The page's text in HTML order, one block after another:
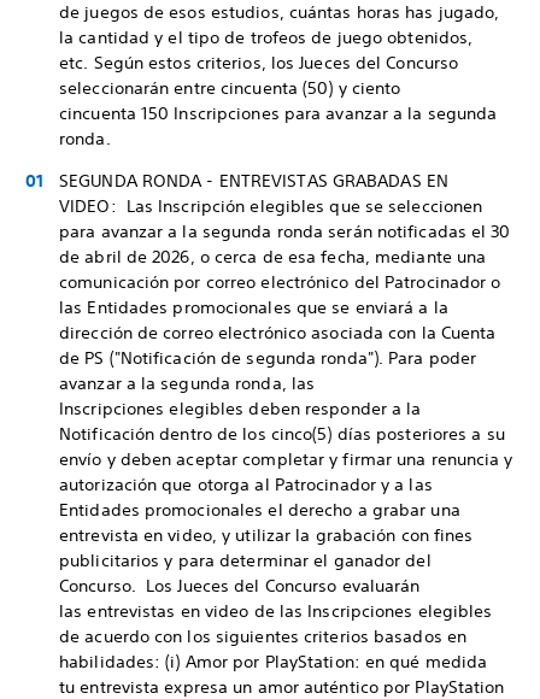
de juegos de esos estudios, cuántas horas has jugado,
la cantidad y el tipo de trofeos de juego obtenidos,
etc. Según estos criterios, los Jueces del Concurso
seleccionarán entre cincuenta (50) y ciento
cincuenta 150 Inscripciones para avanzar a la segunda
ronda.
SEGUNDA RONDA - ENTREVISTAS GRABADAS EN
VIDEO: Las Inscripción elegibles que se seleccionen
para avanzar a la segunda ronda serán notificadas el 30
de abril de 2026, o cerca de esa fecha, mediante una
comunicación por correo electrónico del Patrocinador o
las Entidades promocionales que se enviará a la
dirección de correo electrónico asociada con la Cuenta
de PS ("Notificación de segunda ronda"). Para poder
avanzar a la segunda ronda, las
Inscripciones elegibles deben responder a la
Notificación dentro de los cinco(5) días posteriores a su
envío y deben aceptar completar y firmar una renuncia y
autorización que otorga al Patrocinador y a las
Entidades promocionales el derecho a grabar una
entrevista en video, y utilizar la grabación con fines
publicitarios y para determinar el ganador del
Concurso. Los Jueces del Concurso evaluarán
las entrevistas en video de las Inscripciones elegibles
de acuerdo con los siguientes criterios basados en
habilidades: (i) Amor por PlayStation: en qué medida
tu entrevista expresa un amor auténtico por PlayStation